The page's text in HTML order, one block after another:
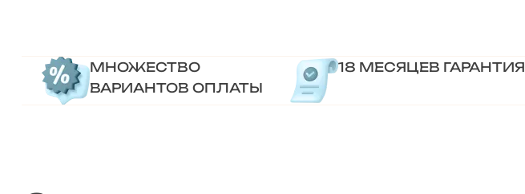
МНОЖЕСТВО
ВАРИАНТОВ ОПЛАТЫ
18 МЕСЯЦЕВ ГАРАНТИЯ